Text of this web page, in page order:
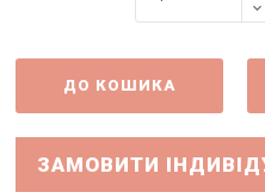
ДО КОШИКА
ЗАМОВИТИ